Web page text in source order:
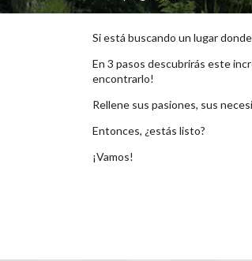
Si está buscando un lugar
En 3 pasos descubrirás este
encontrarlo!
Rellene sus pasiones, sus
Entonces, ¿estás listo?
¡Vamos!